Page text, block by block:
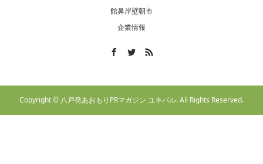
館鼻岸壁朝市
企業情報
Copyright © 八戸発あおもりPRマガジン ユキパル. All Rights Reserved.